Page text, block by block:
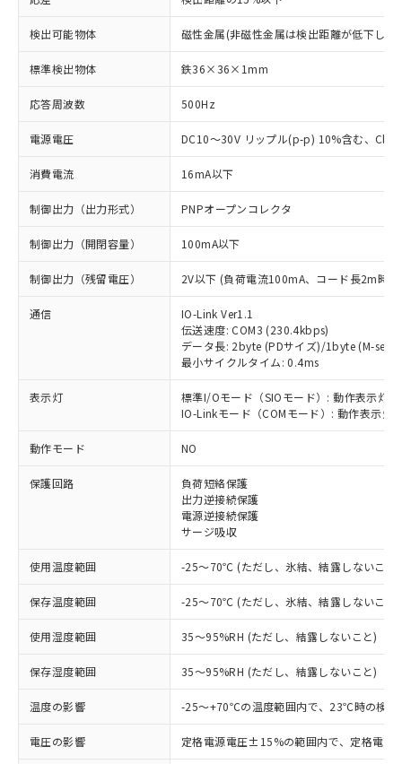
検出可能物体 磁性金属(非磁性金属は検出距離が低下しま
標準検出物体 鉄36×36×1mm
応答周波数 500Hz
電源電圧 DC10～30V リップル(p-p) 10%含む、
消費電流 16mA以下
制御出力（出力形式） PNPオープンコレクタ
制御出力（開閉容量） 100mA以下
制御出力（残留電圧） 2V以下 (負荷電流100mA、コード長2m時)
通信
IO-Link Ver1.1
伝送速度: COM3 (230.4kbps)
データ長: 2byte (PDサイズ)/1byte (M-
最小サイクルタイム: 0.4ms
表示灯
標準I/Oモード（SIOモード）: 動作表示灯(
IO-Linkモード（COMモード）: 動作表示
動作モード NO
保護回路
負荷短絡保護
出力逆接続保護
電源逆接続保護
サージ吸収
使用温度範囲 -25～70℃ (ただし、氷結、結露しないこと)
保存温度範囲 -25～70℃ (ただし、氷結、結露しないこと)
使用湿度範囲 35～95%RH (ただし、結露しないこと)
保存湿度範囲 35～95%RH (ただし、結露しないこと)
温度の影響 -25～+70℃の温度範囲内で、23℃時の検
電圧の影響 定格電源電圧±15%の範囲内で、定格電
ご利用条件
以下の条件をお読みいただき、同意のうえ
ご利用ください。
本サービスは、当社制御機器事業取扱
商品の当社在庫状況および標準価格
(税抜)を提供させていただくもので
当社制御機器事業取扱商品の中には、
本サービスの対象外となる商品もある
ことをご了承ください。
対応済み：EU RoHS指令（10物質）の
非含有に対応した製品が提供可能な商品で
対応予定：EU RoHS指令（10物質）の非含
有に対応した製品に切り替える予定のある
商品です。
対応予定なし：EU RoHS指令（10物質）の
非含有に非対応の商品で、対応品を出す予
定はありません。
調査・確認中：EU RoHS指令（10物質）の
非含有の対応状況を調査中または確認中の
商品です。
非該当品：ライセンス料など無形物で、有
害物質有無と関係のない商品です。
いたものが、含有品と判明した場合などや
※1 中国RoHS○×表
「○」：最大均質材料含有率が中国RoHSの
基準値以下であることを示します。
「×」：最大均質材料含有率が中国RoHSの
基準値を超えていることを示します。